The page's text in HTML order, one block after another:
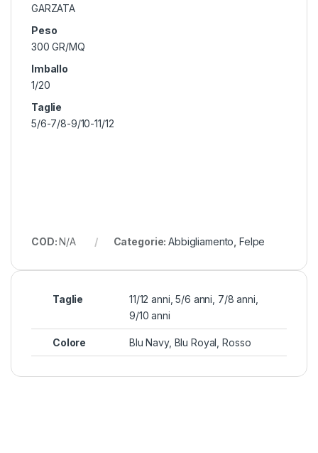
GARZATA
Peso
300 GR/MQ
Imballo
1/20
Taglie
5/6-7/8-9/10-11/12
COD:N/A Categorie:Abbigliamento ,Felpe
Taglie
11/12 anni, 5/6 anni, 7/8 anni,
9/10 anni
Colore Blu Navy, Blu Royal, Rosso